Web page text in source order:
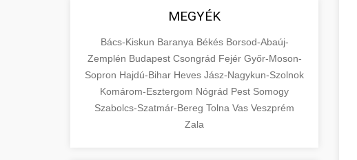
MEGYÉK
Bács-Kiskun Baranya Békés Borsod-Abaúj-
Zemplén Budapest Csongrád Fejér Győr-Moson-
Sopron Hajdú-Bihar Heves Jász-Nagykun-Szolnok
Komárom-Esztergom Nógrád Pest Somogy
Szabolcs-Szatmár-Bereg Tolna Vas Veszprém
Zala